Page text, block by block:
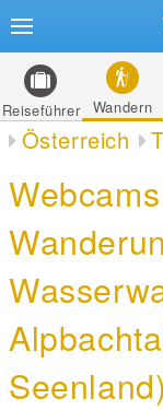
Reiseführer Wandern
Österreich
Seenland)